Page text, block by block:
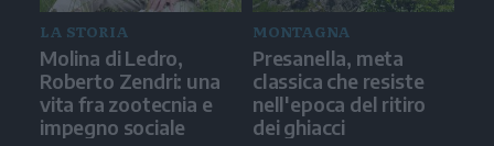
LA STORIA
Molina di Ledro,
Roberto Zendri: una
vita fra zootecnia e
impegno sociale
MONTAGNA
Presanella, meta
classica che resiste
nell'epoca del ritiro
dei ghiacci